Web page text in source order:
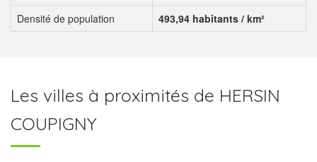
Densité de population
493,94 habitants / km²
Les villes à proximités de HERSIN
COUPIGNY